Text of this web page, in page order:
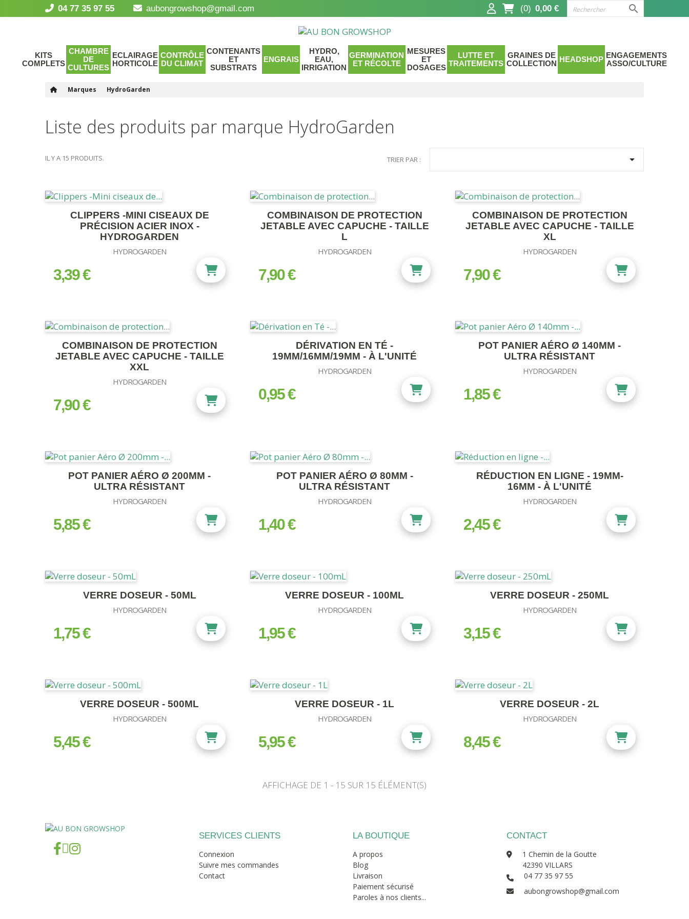
04 77 35 97 55 aubongrowshop@gmail.com (0) 0,00 € 
KITS
COMPLETS
CHAMBRE
DE
CULTURES
ECLAIRAGE
HORTICOLE
CONTRÔLE
DU CLIMAT
CONTENANTS
ET
SUBSTRATS
ENGRAIS
HYDRO,
EAU,
IRRIGATION
GERMINATION
ET RÉCOLTE
MESURES
ET
DOSAGES
LUTTE ET
TRAITEMENTS
GRAINES DE
COLLECTION HEADSHOP ENGAGEMENTS
ASSO/CULTURE
Marques HydroGarden
Liste des produits par marque HydroGarden
IL Y A 15 PRODUITS. TRIER PAR : 
CLIPPERS -MINI CISEAUX DE
PRÉCISION ACIER INOX -
HYDROGARDEN
HYDROGARDEN
prix
3,39 €
COMBINAISON DE PROTECTION
JETABLE AVEC CAPUCHE - TAILLE
L
HYDROGARDEN
prix
7,90 €
COMBINAISON DE PROTECTION
JETABLE AVEC CAPUCHE - TAILLE
XL
HYDROGARDEN
prix
7,90 €
COMBINAISON DE PROTECTION
JETABLE AVEC CAPUCHE - TAILLE
XXL
HYDROGARDEN
prix
7,90 €
DÉRIVATION EN TÉ -
19MM/16MM/19MM - À L'UNITÉ
HYDROGARDEN
prix
0,95 €
POT PANIER AÉRO Ø 140MM -
ULTRA RÉSISTANT
HYDROGARDEN
prix
1,85 €
POT PANIER AÉRO Ø 200MM -
ULTRA RÉSISTANT
HYDROGARDEN
prix
5,85 €
POT PANIER AÉRO Ø 80MM -
ULTRA RÉSISTANT
HYDROGARDEN
prix
1,40 €
RÉDUCTION EN LIGNE - 19MM-
16MM - À L'UNITÉ
HYDROGARDEN
prix
2,45 €
VERRE DOSEUR - 50ML
HYDROGARDEN
prix
1,75 €
VERRE DOSEUR - 100ML
HYDROGARDEN
prix
1,95 €
VERRE DOSEUR - 250ML
HYDROGARDEN
prix
3,15 €
VERRE DOSEUR - 500ML
HYDROGARDEN
prix
5,45 €
VERRE DOSEUR - 1L
HYDROGARDEN
prix
5,95 €
VERRE DOSEUR - 2L
HYDROGARDEN
prix
8,45 €
AFFICHAGE DE 1 - 15 SUR 15 ÉLÉMENT(S)
SERVICES CLIENTS
Connexion
Suivre mes commandes
Contact
LA BOUTIQUE
A propos
Blog
Livraison
Paiement sécurisé
Paroles à nos clients...
CONTACT
1 Chemin de la Goutte
42390 VILLARS
04 77 35 97 55
aubongrowshop@gmail.com